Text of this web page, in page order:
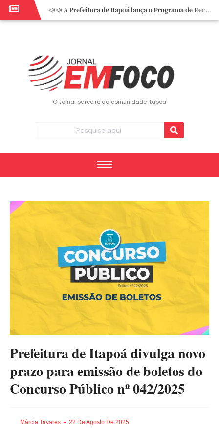
📣📣 A Prefeitura de Itapoá lança o Programa de Recuperação Fiscal (REFIS).
📢 Empreendedor do turismo, esta oportunidade é para você! Itapoá – SC.
O Jornal parceiro da comunidade Itapoá
Prefeitura de Itapoá divulga novo
prazo para emissão de boletos do
Concurso Público nº 042/2025
Márcia Tavares 22 De Agosto De 2025